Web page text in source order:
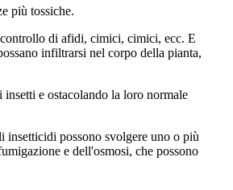
più tossiche.
di afidi, cimici, cimici, ecc. E
infiltrarsi nel corpo della pianta,
e ostacolando la loro normale
possono svolgere uno o più
e dell'osmosi, che possono